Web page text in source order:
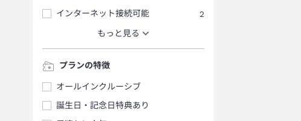
インターネット接続可能
2
もっと見る
プランの特徴
オールインクルーシブ
誕生日・記念日特典あり